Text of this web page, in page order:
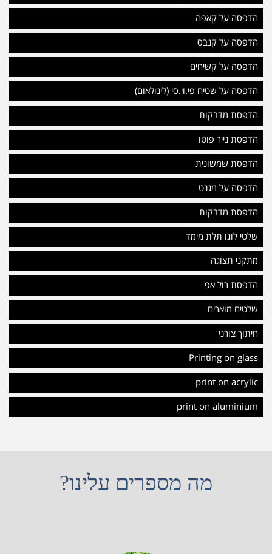
הדפסה על קאפה
הדפסה על קנבס
הדפסה על קשיחים
הדפסה על שטיח פי.וי.סי (לינולאום)
הדפסת מדבקות
הדפסת נייר פוטו
הדפסת שמשונית
הדפסה על מגנט
הדפסת מדבקות
שלטי לוגו תלת מימד
מתקני תצוגה
הדפסת רול אפ
שלטים מוארים
חיתוך צורני
Printing on glass
print on acrylic
print on aluminium
מה מספרים עלינו?